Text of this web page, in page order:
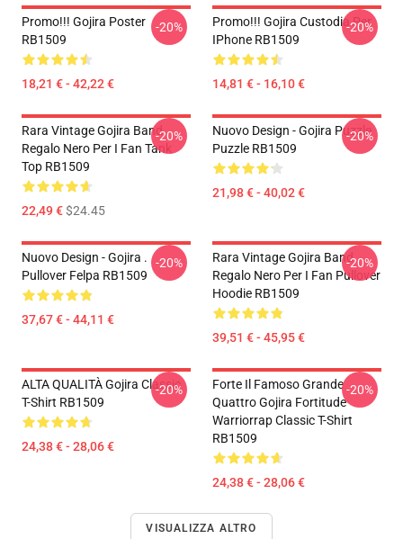
Promo!!! Gojira Poster
RB1509
18,21 € - 42,22 €
-20%
Promo!!! Gojira Custodia Per
IPhone RB1509
14,81 € - 16,10 €
-20%
Rara Vintage Gojira Band
Regalo Nero Per I Fan Tank
Top RB1509
22,49 €$24.45
-20%
Nuovo Design - Gojira Puzzle
Puzzle RB1509
21,98 € - 40,02 €
-20%
Nuovo Design - Gojira .
Pullover Felpa RB1509
37,67 € - 44,11 €
-20%
Rara Vintage Gojira Band
Regalo Nero Per I Fan Pullover
Hoodie RB1509
39,51 € - 45,95 €
-20%
ALTA QUALITÀ Gojira Classic
T-Shirt RB1509
24,38 € - 28,06 €
-20%
Forte Il Famoso Grande
Quattro Gojira Fortitude
Warriorrap Classic T-Shirt
RB1509
24,38 € - 28,06 €
-20%
VISUALIZZA ALTRO